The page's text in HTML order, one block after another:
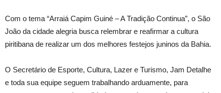
Com o tema “Arraiá Capim Guiné – A Tradição Continua”, o São
João da cidade alegria busca relembrar e reafirmar a cultura
piritibana de realizar um dos melhores festejos juninos da Bahia.
O Secretário de Esporte, Cultura, Lazer e Turismo, Jam Detalhe
e toda sua equipe seguem trabalhando arduamente, para